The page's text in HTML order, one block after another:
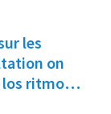
les
on
ritmos